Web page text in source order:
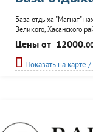
База отдыха "Магнат"
Великого, Хасанского
Расстояние до
"Кедровая падь" и
двух корпусах: 2-
гостей, в комнате стол
Цены от 12000.
Показать на карте